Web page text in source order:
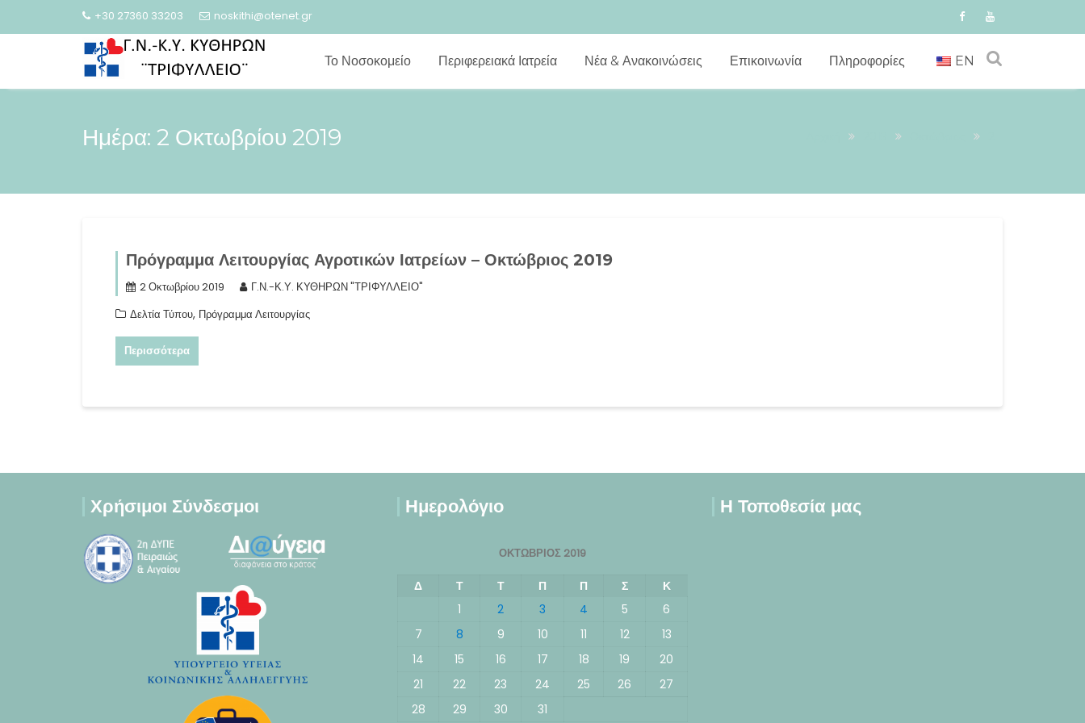
+30 27360 33203 noskithi@otenet.gr
Το Νοσοκομείο Περιφερειακά Ιατρεία Νέα & Ανακοινώσεις Επικοινωνία Πληροφορίες EN
Ημέρα: 2 Οκτωβρίου 2019
Πρόγραμμα Λειτουργίας Αγροτικών Ιατρείων – Οκτώβριος 2019
2 Οκτωβρίου 2019
Γ.Ν.-Κ.Υ. ΚΥΘΗΡΩΝ "ΤΡΙΦΥΛΛΕΙΟ"
Δελτία Τύπου, Πρόγραμμα Λειτουργίας
Περισσότερα
Χρήσιμοι Σύνδεσμοι Ημερολόγιο
ΟΚΤΏΒΡΙΟΣ 2019
Δ Τ Τ Π Π Σ
Κ
1
2 3 4 5
6
7
8 9 10 11 12
13
14
15 16 17 18 19
20
21
22 23 24 25 26
27
28
29 30 31
Η Τοποθεσία μας